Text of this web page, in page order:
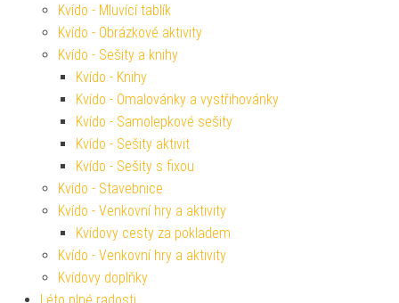
Kvído - Mluvící tablík
Kvído - Obrázkové aktivity
Kvído - Sešity a knihy
Kvído - Knihy
Kvído - Omalovánky a vystřihovánky
Kvído - Samolepkové sešity
Kvído - Sešity aktivit
Kvído - Sešity s fixou
Kvído - Stavebnice
Kvído - Venkovní hry a aktivity
Kvídovy cesty za pokladem
Kvído - Venkovní hry a aktivity
Kvídovy doplňky
Léto plné radosti